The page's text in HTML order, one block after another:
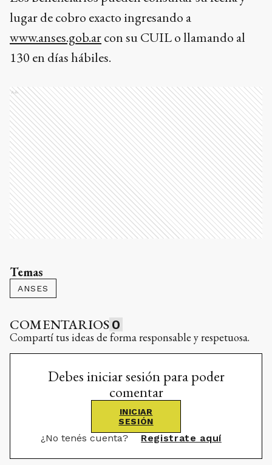
lugar de cobro exacto ingresando a
www.anses.gob.arcon su CUIL o llamando al
130 en días hábiles.
Ads
Temas
ANSES
COMENTARIOS 0
Compartí tus ideas de forma responsable y respetuosa.
Debes iniciar sesión para poder
comentar
INICIAR
SESIÓN
¿No tenés cuenta? Registrate aquí